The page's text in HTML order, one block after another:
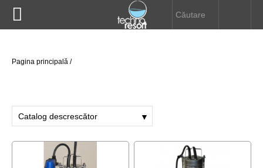


PRODUSE
INFORMAŢII UTILE
Pompe submersibile
Pagina principală /
Catalog descrescător
Nume crescător
▼